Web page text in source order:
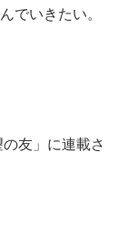
でいきたい。
友」に連載さ